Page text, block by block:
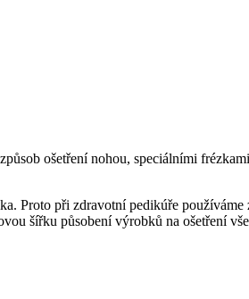
ošetření nohou, speciálními
Proto při zdravotní pedikúře
šířku působení výrobků na ošetření